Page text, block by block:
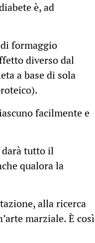
è, ad
formaggio
diverso dal
a base di sola
facilmente e
darà tutto il
qualora la
alla ricerca
marziale. È così